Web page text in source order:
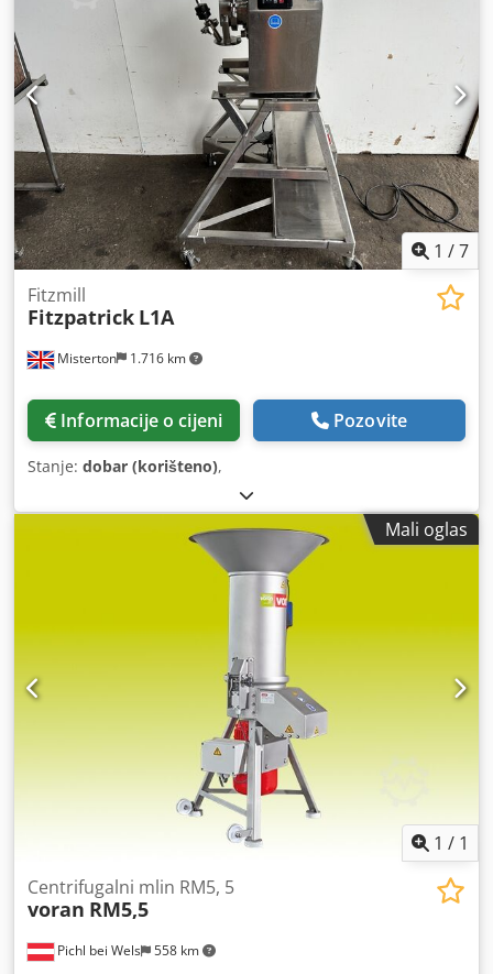
1 /7
Misterton 1.716 km
Fitzmill
Fitzpatrick L1A
Informacije o cijeni Pozovite
Stanje: dobar (korišteno),
Mali oglas
1 / 1
Pichl bei Wels 558 km
Centrifugalni mlin RM5, 5
voran RM5,5